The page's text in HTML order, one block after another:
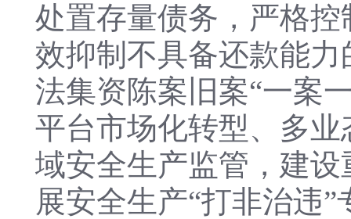
处置存量债务，严格
效抑制不具备还款能
法集资陈案旧案“一案
平台市场化转型、多
域安全生产监管，建
展安全生产“打非治违